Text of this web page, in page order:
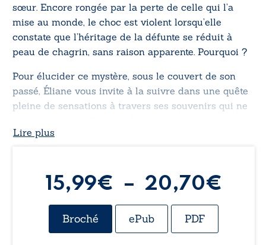
sœur. Encore rongée par la perte de celle qui l’a
mise au monde, le choc est violent lorsqu’elle
constate que l’héritage de la défunte se réduit à
peau de chagrin, sans raison apparente. Pourquoi ?
Pour élucider ce mystère, sous le couvert de son
passé, Éliane vous invite à la suivre dans une quête
pleine de sensations à travers ses souvenirs qui ne
Lire plus
15,99€ – 20,70€
Broché ePub PDF